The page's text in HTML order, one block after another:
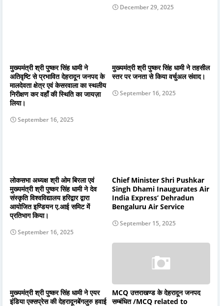
December 29, 2025
मुख्यमंत्री श्री पुष्कर सिंह धामी ने
अतिवृष्टि से प्रभावित देहरादून जनपद के
मालदेवता क्षेत्र एवं केसरवाला का स्थलीय
निरीक्षण कर वहाँ की स्थिति का जायज़ा
लिया।
September 16, 2025
मुख्यमंत्री श्री पुष्कर सिंह धामी ने तहसील
स्तर पर जनता से किया वर्चुअल संवाद।
September 16, 2025
लोकसभा अध्यक्ष श्री ओम बिरला एवं
मुख्यमंत्री श्री पुष्कर सिंह धामी ने देव
संस्कृति विश्वविद्यालय हरिद्वार द्वारा
आयोजित इण्डियन ए.आई समिट में
प्रतिभाग किया।
September 16, 2025
Chief Minister Shri Pushkar
Singh Dhami Inaugurates Air
India Express’ Dehradun
Bengaluru Air Service
September 15, 2025
मुख्यमंत्री श्री पुष्कर सिंह धामी ने एयर
इंडिया एक्सप्रेस की देहरादूनबेंगलुरु हवाई
MCQ उत्तराखण्ड के देहरादून जनपद
सम्बंधित /MCQ related to